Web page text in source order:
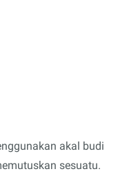
akal budi
sesuatu.